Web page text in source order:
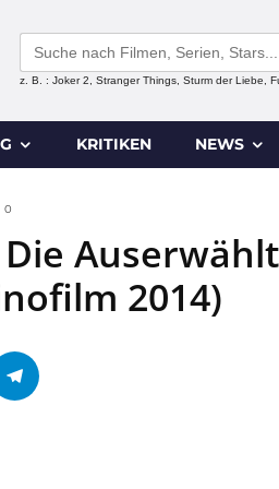
Search
for:
z. B. : Joker 2, Stranger Things, Sturm der Liebe,
KRITIKEN NEWS
0
2014)